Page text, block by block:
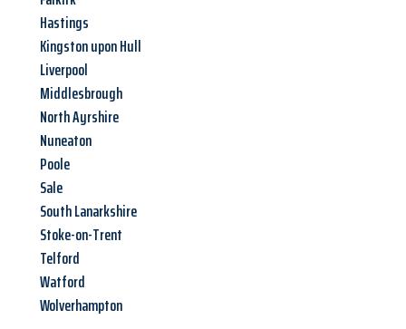
Hastings
Kingston upon Hull
Liverpool
Middlesbrough
North Ayrshire
Nuneaton
Poole
Sale
South Lanarkshire
Stoke-on-Trent
Telford
Watford
Wolverhampton